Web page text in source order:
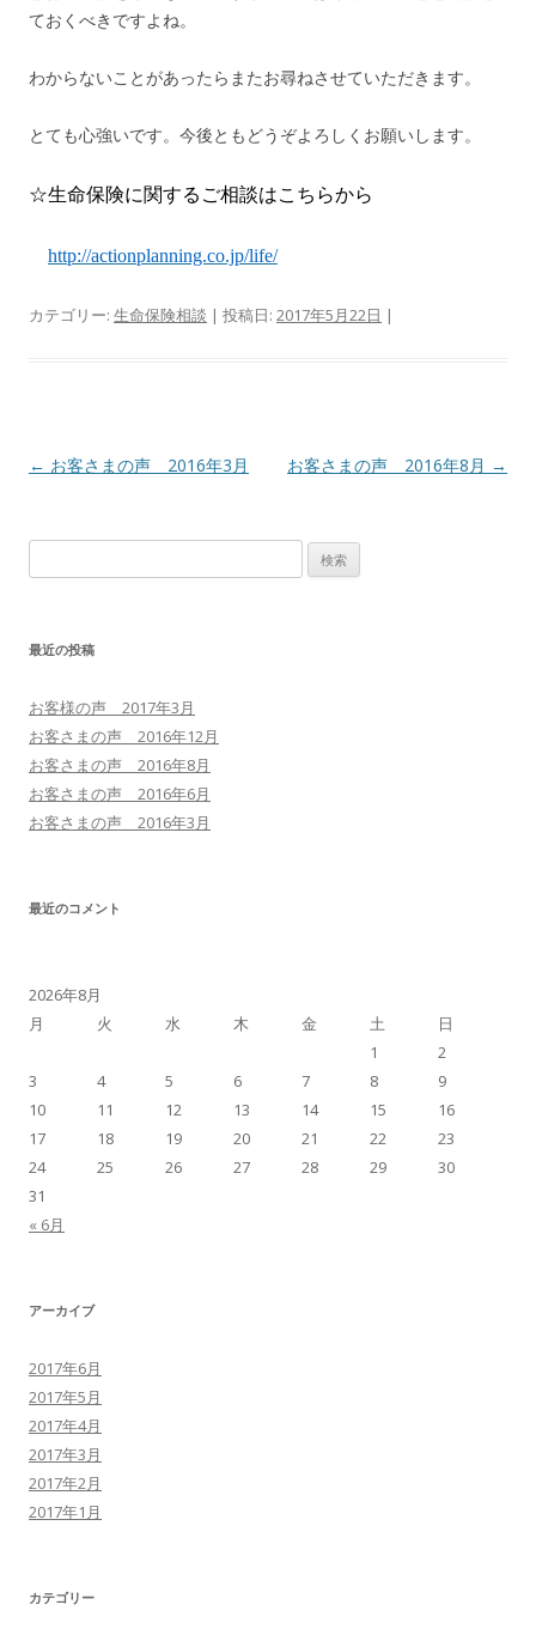
ておくべきですよね。
わからないことがあったらまたお尋ねさせていただきます。
とても心強いです。今後ともどうぞよろしくお願いします。
☆生命保険に関するご相談はこちらから
http://actionplanning.co.jp/life/
カテゴリー: 生命保険相談 | 投稿日: 2017年5月22日 |
投稿ナビゲーション
← お客さまの声 2016年3月 お客さまの声 2016年8月 →
最近の投稿
お客様の声 2017年3月
お客さまの声 2016年12月
お客さまの声 2016年8月
お客さまの声 2016年6月
お客さまの声 2016年3月
最近のコメント
2026年8月
月
火 水 木 金 土 日
« 6月
1
2
3
4 5 6 7 8
9
10
11 12 13 14 15
16
17
18 19 20 21 22
23
24
25 26 27 28 29
30
31
アーカイブ
2017年6月
2017年5月
2017年4月
2017年3月
2017年2月
2017年1月
カテゴリー